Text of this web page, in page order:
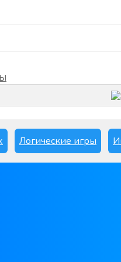
Логические игры